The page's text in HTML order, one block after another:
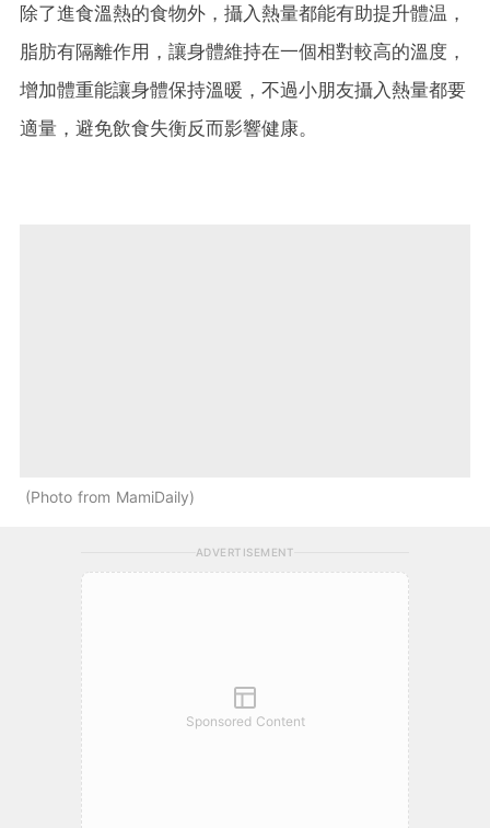
除了進食溫熱的食物外，攝入熱量都能有助提升體温，
脂肪有隔離作用，讓身體維持在一個相對較高的溫度，
增加體重能讓身體保持溫暖，不過小朋友攝入熱量都要
適量，避免飲食失衡反而影響健康。
Photo from MamiDaily
ADVERTISEMENT
Sponsored Content